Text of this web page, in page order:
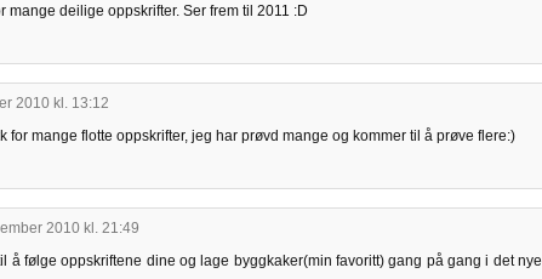
mange deilige oppskrifter. Ser frem til 2011 :D
2010 kl. 13:12
for mange flotte oppskrifter, jeg har prøvd mange og kommer til å prøve flere:)
2010 kl. 21:49
å følge oppskriftene dine og lage byggkaker(min favoritt) gang på gang i det nye